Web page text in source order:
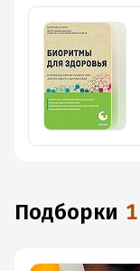
Подборки 1